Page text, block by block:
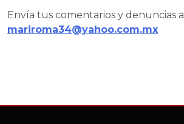
Envía tus comentarios y denuncias a
mariroma34@yahoo.com.mx